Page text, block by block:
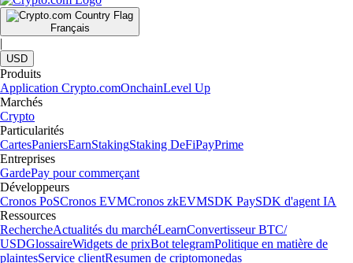
Français
|
USD
Produits
Application Crypto.comOnchainLevel Up
Marchés
Crypto
Particularités
CartesPaniersEarnStakingStaking DeFiPayPrime
Entreprises
GardePay pour commerçant
Développeurs
Cronos PoSCronos EVMCronos zkEVMSDK PaySDK d'agent IA
Ressources
RechercheActualités du marchéLearnConvertisseur BTC/
USDGlossaireWidgets de prixBot telegramPolitique en matière de
plaintesService clientResumen de criptomonedas